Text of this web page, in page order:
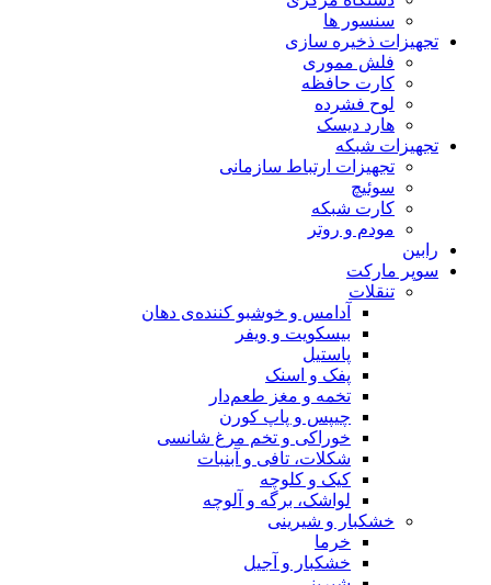
سنسور ها
تجهیزات ذخیره سازی
فلش مموری
کارت حافظه
لوح فشرده
هارد دیسک
تجهیزات شبکه
تجهیزات ارتباط سازمانی
سوئیچ
کارت شبکه
مودم و روتر
رابین
سوپر مارکت
تنقلات
آدامس و خوشبو کننده‌ی دهان
بیسکویت و ویفر
پاستیل
پفک و اسنک
تخمه و مغز طعم‌دار
چیپس و پاپ کورن
خوراکی و تخم مرغ شانسی
شکلات، تافی و آبنبات
کیک و کلوچه
لواشک، برگه و آلوچه
خشکبار و شیرینی
خرما
خشکبار و آجیل